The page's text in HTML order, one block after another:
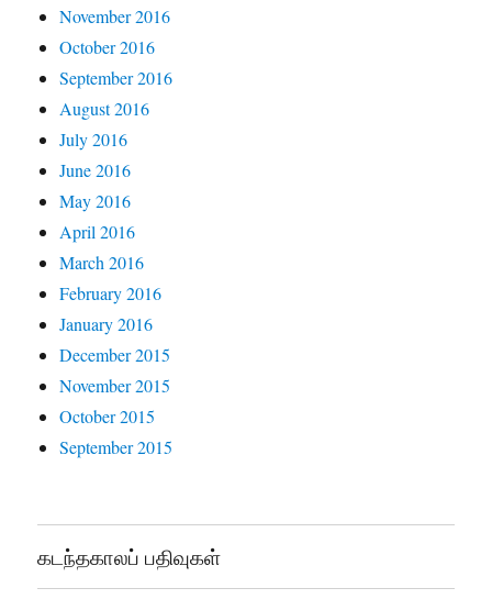
November 2016
October 2016
September 2016
August 2016
July 2016
June 2016
May 2016
April 2016
March 2016
February 2016
January 2016
December 2015
November 2015
October 2015
September 2015
கடந்தகாலப் பதிவுகள்